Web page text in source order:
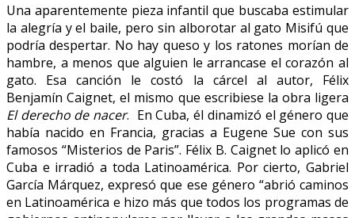
Una aparentemente pieza infantil que buscaba estimular
la alegría y el baile, pero sin alborotar al gato Misifú que
podría despertar. No hay queso y los ratones morían de
hambre, a menos que alguien le arrancase el corazón al
gato. Esa canción le costó la cárcel al autor, Félix
Benjamín Caignet, el mismo que escribiese la obra ligera
El derecho de nacer. En Cuba, él dinamizó el género que
había nacido en Francia, gracias a Eugene Sue con sus
famosos “Misterios de Paris”. Félix B. Caignet lo aplicó en
Cuba e irradió a toda Latinoamérica. Por cierto, Gabriel
García Márquez, expresó que ese género “abrió caminos
en Latinoamérica e hizo más que todos los programas de